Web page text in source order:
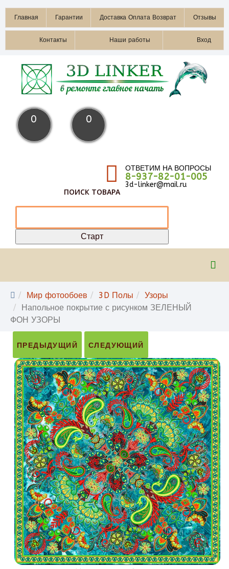
Главная Гарантии Доставка Оплата Возврат Отзывы
Контакты Наши работы Вход
0 0
ОТВЕТИМ НА ВОПРОСЫ
8-937-82-01-005
3d-linker@mail.ru
ПОИСК ТОВАРА
Мир фотообоев 3D Полы
Узоры
Напольное покрытие с рисунком ЗЕЛЕНЫЙ
ФОН УЗОРЫ
ПРЕДЫДУЩИЙ СЛЕДУЮЩИЙ